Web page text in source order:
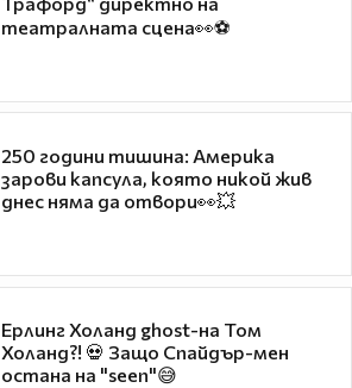
театралната сцена👀⚽
250 години тишина: Америка
зарови капсула, която никой жив
днес няма да отвори👀💥
Ерлинг Холанд ghost-на Том
Холанд?! 💀 Защо Спайдър-мен
остана на "seen"😅